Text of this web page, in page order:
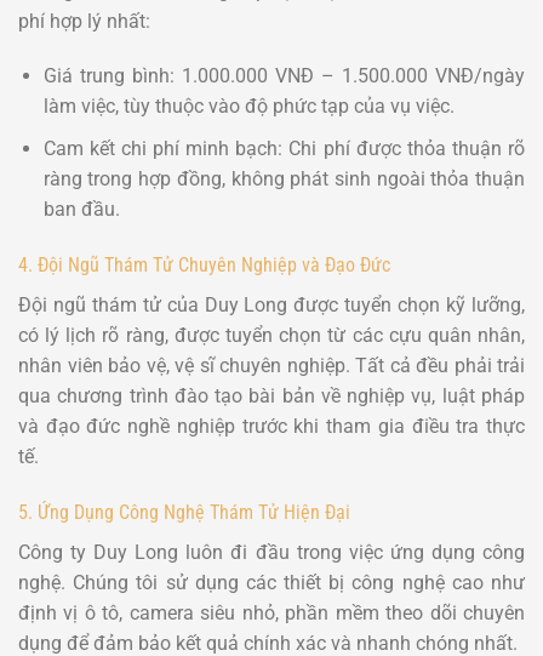
phí hợp lý nhất:
Giá trung bình: 1.000.000 VNĐ – 1.500.000 VNĐ/ngày
làm việc, tùy thuộc vào độ phức tạp của vụ việc.
Cam kết chi phí minh bạch: Chi phí được thỏa thuận rõ
ràng trong hợp đồng, không phát sinh ngoài thỏa thuận
ban đầu.
4. Đội Ngũ Thám Tử Chuyên Nghiệp và Đạo Đức
Đội ngũ thám tử của Duy Long được tuyển chọn kỹ lưỡng,
có lý lịch rõ ràng, được tuyển chọn từ các cựu quân nhân,
nhân viên bảo vệ, vệ sĩ chuyên nghiệp. Tất cả đều phải trải
qua chương trình đào tạo bài bản về nghiệp vụ, luật pháp
và đạo đức nghề nghiệp trước khi tham gia điều tra thực
tế.
5. Ứng Dụng Công Nghệ Thám Tử Hiện Đại
Công ty Duy Long luôn đi đầu trong việc ứng dụng công
nghệ. Chúng tôi sử dụng các thiết bị công nghệ cao như
định vị ô tô, camera siêu nhỏ, phần mềm theo dõi chuyên
dụng để đảm bảo kết quả chính xác và nhanh chóng nhất.